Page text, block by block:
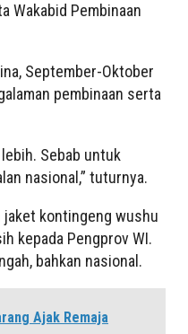
Wakabid Pembinaan
September-Oktober
pembinaan serta
Sebab untuk
nasional,” tuturnya.
jaket kontingeng wushu
kepada Pengprov WI.
bahkan nasional.
Ajak Remaja